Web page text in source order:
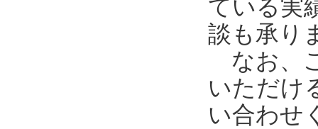
ている実
談も承り
なお、
いただけ
い合わせ